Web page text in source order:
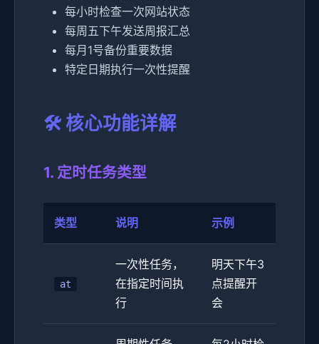
每小时检查一次网站状态
每周五下午发送周报汇总
每月1号备份重要数据
特定日期执行一次性提醒
🛠️ 核心功能详解
1. 定时任务类型
类型 说明 示例
at
一次性任务，
在指定时间执
行
明天下午3
点提醒开
会